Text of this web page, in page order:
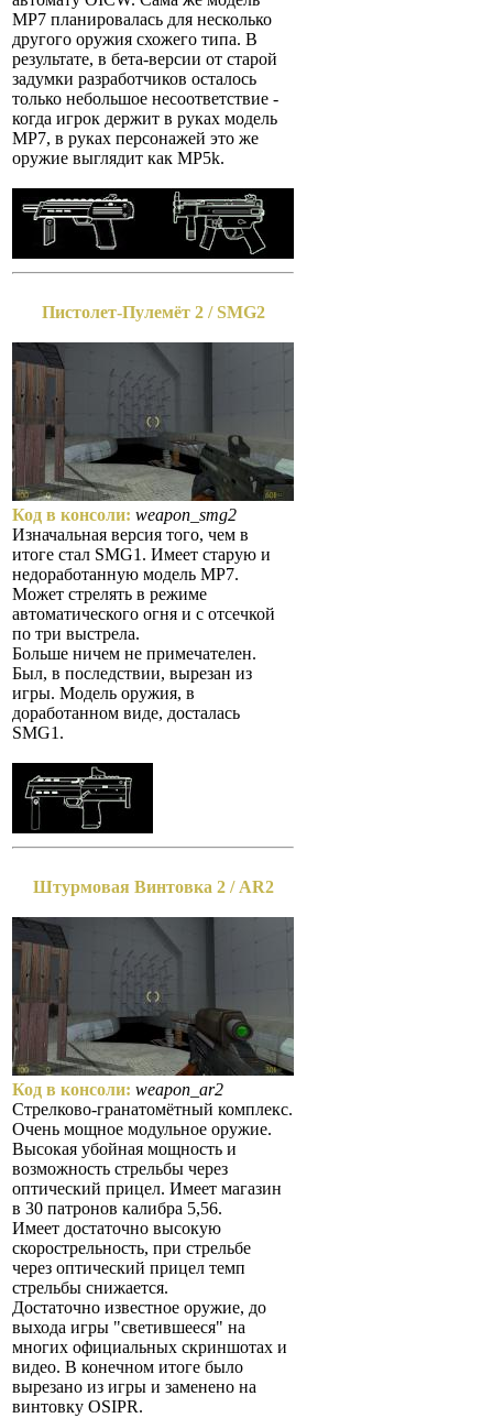
MP7 планировалась для несколько
другого оружия схожего типа. В
результате, в бета-версии от старой
задумки разработчиков осталось
только небольшое несоответствие -
когда игрок держит в руках модель
MP7, в руках персонажей это же
оружие выглядит как MP5k.
Пистолет-Пулемёт 2 / SMG2
Код в консоли: weapon_smg2
Изначальная версия того, чем в
итоге стал SMG1. Имеет старую и
недоработанную модель MP7.
Может стрелять в режиме
автоматического огня и с отсечкой
по три выстрела.
Больше ничем не примечателен.
Был, в последствии, вырезан из
игры. Модель оружия, в
доработанном виде, досталась
SMG1.
Штурмовая Винтовка 2 / AR2
Код в консоли: weapon_ar2
Стрелково-гранатомётный комплекс.
Очень мощное модульное оружие.
Высокая убойная мощность и
возможность стрельбы через
оптический прицел. Имеет магазин
в 30 патронов калибра 5,56.
Имеет достаточно высокую
скорострельность, при стрельбе
через оптический прицел темп
стрельбы снижается.
Достаточно известное оружие, до
выхода игры "светившееся" на
многих официальных скриншотах и
видео. В конечном итоге было
вырезано из игры и заменено на
винтовку OSIPR.